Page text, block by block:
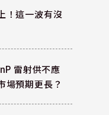
！這一波有沒
雷射供不應
場預期更長？